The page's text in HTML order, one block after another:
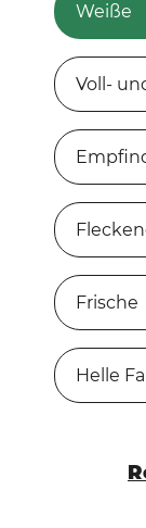
Weiße
Voll-
Frische
Helle